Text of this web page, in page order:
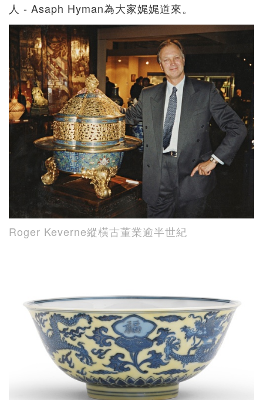
人 - Asaph Hyman為大家娓娓道來。
Roger Keverne縱橫古董業逾半世紀